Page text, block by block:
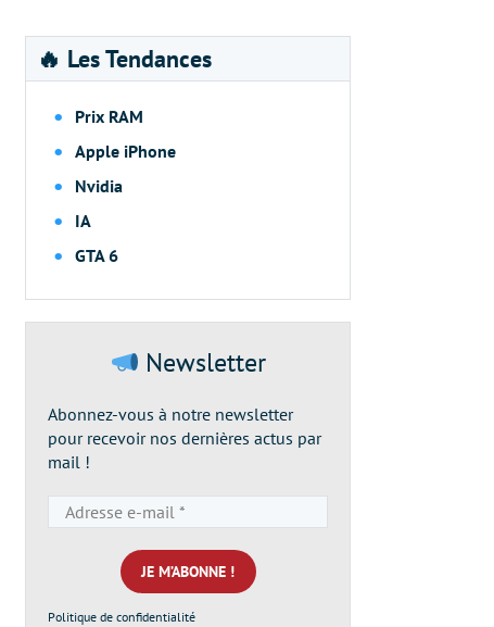
🔥 Les Tendances
Prix RAM
Apple iPhone
Nvidia
IA
GTA 6
Newsletter
Abonnez-vous à notre newsletter
pour recevoir nos dernières actus par
mail !
e-
mail
*
Politique de confidentialité